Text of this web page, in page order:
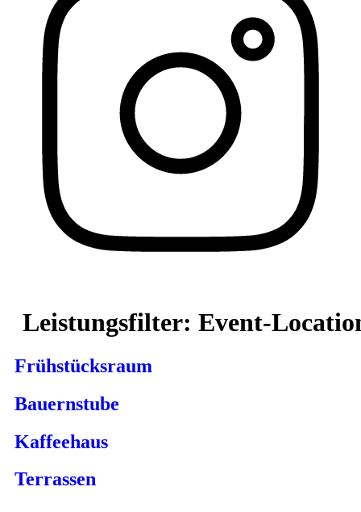
Leistungsfilter: Event-
Frühstücksraum
Bauernstube
Kaffeehaus
Terrassen